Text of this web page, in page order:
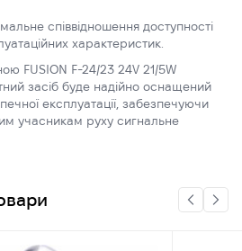
співвідношення доступності
характеристик.
FUSION F-24/23 24V 21/5W
засіб буде надійно оснащений
експлуатації, забезпечуючи
учасникам руху сигнальне